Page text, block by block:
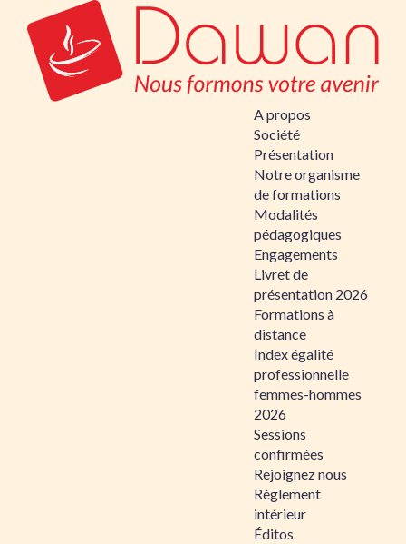
A propos
Société
Présentation
Notre organisme
de formations
Modalités
pédagogiques
Engagements
Livret de
présentation 2026
Formations à
distance
Index égalité
professionnelle
femmes-hommes
2026
Sessions
confirmées
Rejoignez nous
Règlement
intérieur
Éditos